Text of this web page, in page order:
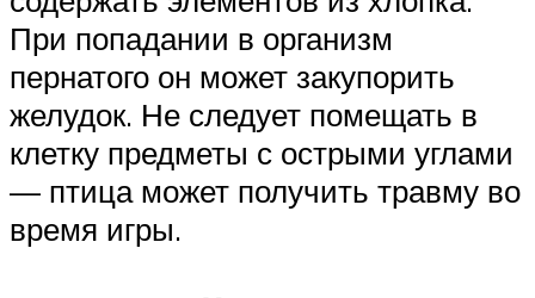
При попадании в организм
пернатого он может закупорить
желудок. Не следует помещать в
клетку предметы с острыми углами
— птица может получить травму во
время игры.